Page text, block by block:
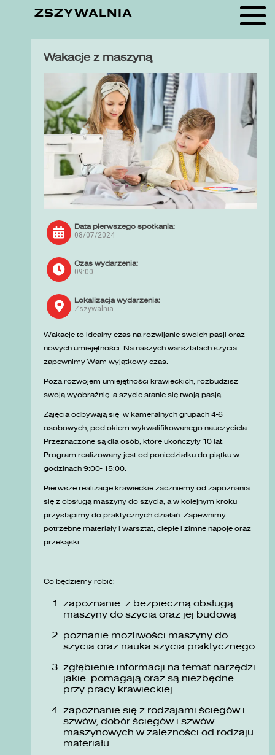
ZSZYWALNIA
Wakacje z maszyną
Data pierwszego spotkania:
08/07/2024
Czas wydarzenia:
09:00
Lokalizacja wydarzenia:
Zszywalnia
Wakacje to idealny czas na rozwijanie swoich pasji oraz
nowych umiejętności. Na naszych warsztatach szycia
zapewnimy Wam wyjątkowy czas.
Poza rozwojem umiejętności krawieckich, rozbudzisz
swoją wyobraźnię, a szycie stanie się twoją pasją.
Zajęcia odbywają się w kameralnych grupach 4-6
osobowych, pod okiem wykwalifikowanego nauczyciela.
Przeznaczone są dla osób, które ukończyły 10 lat.
Program realizowany jest od poniedziałku do piątku w
godzinach 9:00- 15:00.
Pierwsze realizacje krawieckie zaczniemy od zapoznania
się z obsługą maszyny do szycia, a w kolejnym kroku
przystąpimy do praktycznych działań. Zapewnimy
potrzebne materiały i warsztat, ciepłe i zimne napoje oraz
przekąski.
Co będziemy robić:
zapoznanie z bezpieczną obsługą
maszyny do szycia oraz jej budową
poznanie możliwości maszyny do
szycia oraz nauka szycia praktycznego
zgłębienie informacji na temat narzędzi
jakie pomagają oraz są niezbędne
przy pracy krawieckiej
zapoznanie się z rodzajami ściegów i
szwów, dobór ściegów i szwów
maszynowych w zależności od rodzaju
materiału